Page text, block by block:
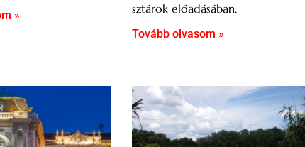
»
sztárok előadásában.
Tovább olvasom »